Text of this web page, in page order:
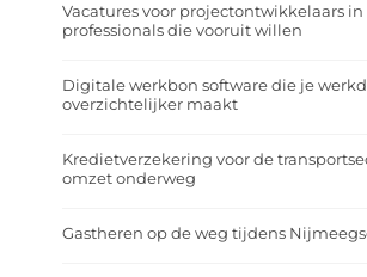
Vacatures voor projectontwikkelaars
professionals die vooruit willen
Digitale werkbon software die je
overzichtelijker maakt
Kredietverzekering voor de
omzet onderweg
Gastheren op de weg tijdens